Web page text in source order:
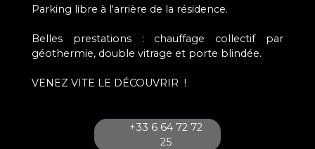
Parking libre à l'arrière de la résidence.
Belles prestations : chauffage collectif par
géothermie, double vitrage et porte blindée.
VENEZ VITE LE DÉCOUVRIR !
+33 6 64 72 72
25